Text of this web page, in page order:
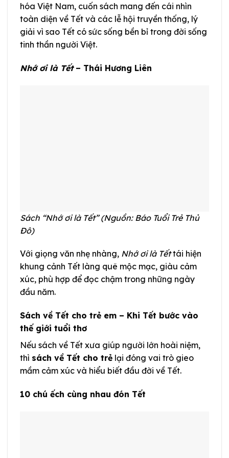
hóa Việt Nam, cuốn sách mang đến cái nhìn
toàn diện về Tết và các lễ hội truyền thống, lý
giải vì sao Tết có sức sống bền bỉ trong đời sống
tinh thần người Việt.
Nhớ ơi là Tết– Thái Hương Liên
Sách “Nhớ ơi là Tết” (Nguồn: Báo Tuổi Trẻ Thủ
Đô)
Với giọng văn nhẹ nhàng, Nhớ ơi là Tếttái hiện
khung cảnh Tết làng quê mộc mạc, giàu cảm
xúc, phù hợp để đọc chậm trong những ngày
đầu năm.
Sách về Tết cho trẻ em – Khi Tết bước vào
thế giới tuổi thơ
Nếu sách về Tết xưa giúp người lớn hoài niệm,
thì sách về Tết cho trẻ lại đóng vai trò gieo
mầm cảm xúc và hiểu biết đầu đời về Tết.
10 chú ếch cùng nhau đón Tết